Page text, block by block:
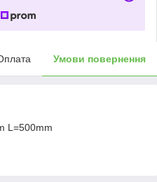
Умови повернення
L=500mm